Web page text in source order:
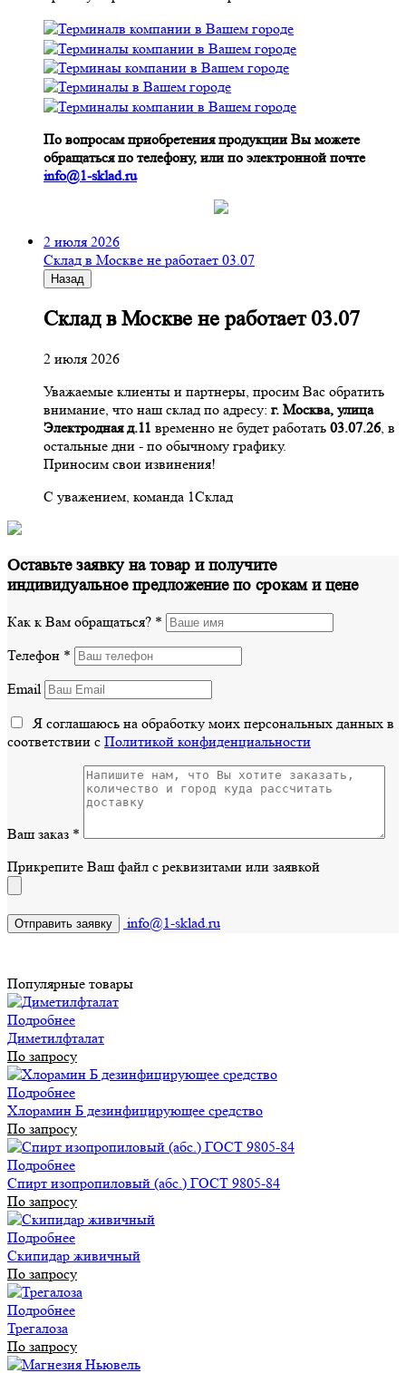
По вопросам приобретения продукции Вы можете
обращаться по телефону, или по электронной почте
info@1-sklad.ru
2 июля 2026
Склад в Москве не работает 03.07
Назад
Склад в Москве не работает 03.07
2 июля 2026
Уважаемые клиенты и партнеры, просим Вас обратить
внимание, что наш склад по адресу: г. Москва, улица
Электродная д.11 временно не будет работать 03.07.26 , в
остальные дни - по обычному графику.
Приносим свои извинения!
С уважением, команда 1Склад
Оставьте заявку на товар и получите
индивидуальное предложение по срокам и цене
Как к Вам обращаться? *
Телефон *
Email
Я соглашаюсь на обработку моих персональных данных в
соответствии с Политикой конфиденциальности
Ваш заказ *
Прикрепите Ваш файл с реквизитами или заявкой
info@1-sklad.ru
Популярные товары
Подробнее
Диметилфталат
По запросу
Подробнее
Хлорамин Б дезинфицирующее средство
По запросу
Подробнее
Спирт изопропиловый (абс.) ГОСТ 9805-84
По запросу
Подробнее
Скипидар живичный
По запросу
Подробнее
Трегалоза
По запросу